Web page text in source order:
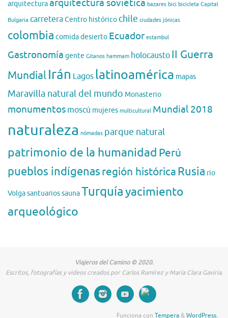
arquitecturaarquitectura soviética bazares bici bicicleta Capital
Bulgaria carreteraCentro histórico chile ciudades jónicas
colombia comidadesierto Ecuador estambul
Gastronomía gente Gitanos hammam holocausto II Guerra
MundialIrán Lagos latinoamérica mapas
Maravilla natural del mundo Monasterio
monumentos moscú mujeres multicultural Mundial 2018
naturaleza nómadas parque natural
patrimonio de la humanidad Perú
pueblos indígenasregión históricaRusia río
VolgasantuariossaunaTurquíayacimiento
arqueológico
Viajeros del Camino © 2020.
Escritos, fotografías y videos creados por Carlos Ramírez y María Clara Gaviria.
Funciona con Tempera&WordPress.